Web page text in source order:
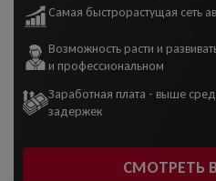
Самая быстрорастущая сеть
Возможность расти и
и профессиональном
Заработная плата - выше
задержек
СМОТРЕТЬ